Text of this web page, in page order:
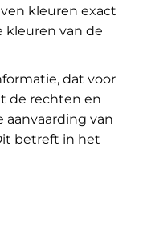
kleuren exact
van de
dat voor
de rechten en
aanvaarding van
betreft in het